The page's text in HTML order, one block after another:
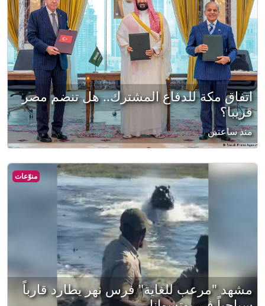
اتفاق مكة للدفاع المشترك.. هل تنضم مصر
قريبا؟
منذ ساعتين
منوّعات
مشهد "مرعب للغاية" فرس نهر يطارد قارباً